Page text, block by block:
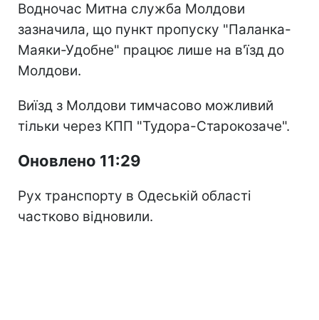
Водночас Митна служба Молдови
зазначила, що пункт пропуску "Паланка-
Маяки-Удобне" працює лише на в'їзд до
Молдови.
Виїзд з Молдови тимчасово можливий
тільки через КПП "Тудора-Старокозаче".
Оновлено 11:29
Рух транспорту в Одеській області
частково відновили.